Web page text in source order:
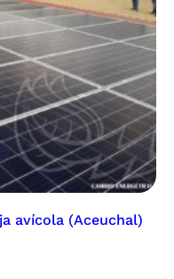
avícola (Aceuchal)